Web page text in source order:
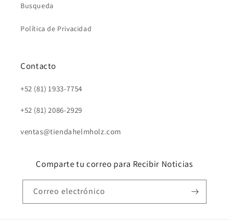
Busqueda
Política de Privacidad
Contacto
+52 (81) 1933-7754
+52 (81) 2086-2929
ventas@tiendahelmholz.com
Comparte tu correo para Recibir Noticias
Correo electrónico